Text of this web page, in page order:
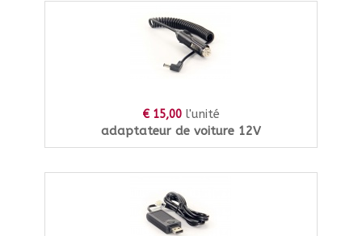
€ 15,00 l'unité
adaptateur de voiture 12V